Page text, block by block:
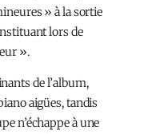
» à la sortie
lors de
».
de l’album,
aigües, tandis
n’échappe à une